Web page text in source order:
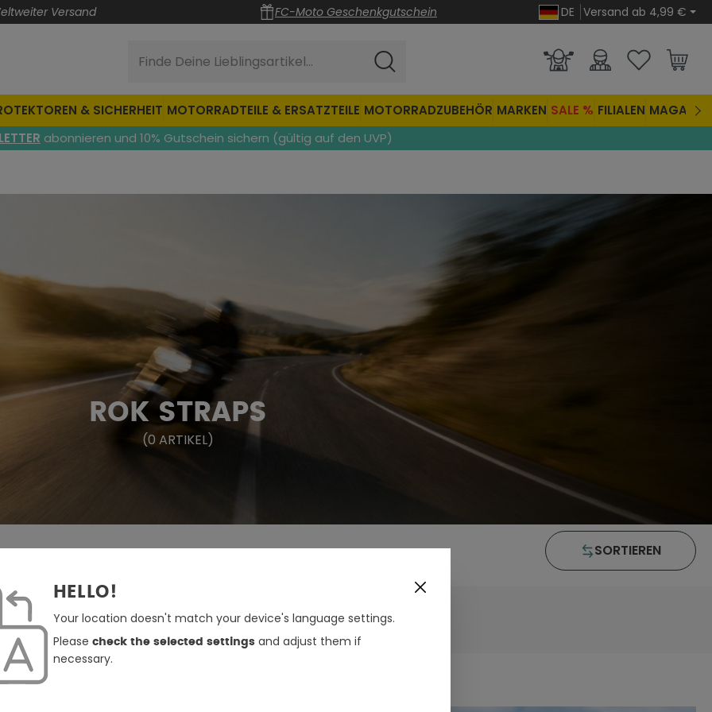
Versand FC-Moto Geschenkgutschein DE Versand ab 4,99 €
Finde Deine Lieblingsartikel...
& SICHERHEIT MOTORRADTEILE & ERSATZTEILE MOTORRADZUBEHÖR MARKEN SALE % FILIALEN MAGAZIN
abonnieren und 10% Gutschein sichern (gültig auf den UVP)
ROK STRAPS
(0 ARTIKEL)
SORTIEREN
HELLO!
Your location doesn't match your device's language settings.
Please check the selected settingsand adjust them if
necessary.